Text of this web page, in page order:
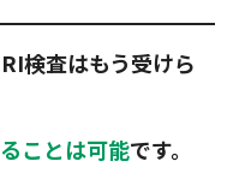
検査はもう受けら
ことは可能です。